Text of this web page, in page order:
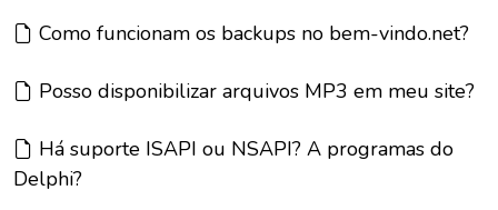
Artigo:
Como funcionam os backups no bem-vindo.net?
Artigo:
Posso disponibilizar arquivos MP3 em meu site?
Artigo:
Há suporte ISAPI ou NSAPI? A programas do
Delphi?